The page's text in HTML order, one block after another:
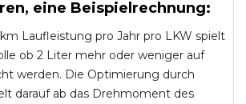
eine Beispielrechnung:
Laufleistung pro Jahr pro LKW spielt
ob 2 Liter mehr oder weniger auf
werden. Die Optimierung durch
darauf ab das Drehmoment des